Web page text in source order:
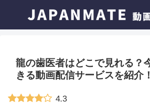
龍の歯医者はどこで見れる？
きる動画配信サービスを紹介！
4.3